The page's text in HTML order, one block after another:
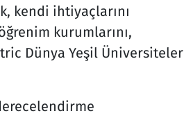
kendi ihtiyaçlarını
kurumlarını,
Dünya Yeşil Üniversiteler